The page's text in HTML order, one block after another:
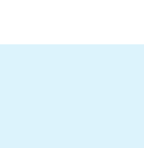
SUPPLIES